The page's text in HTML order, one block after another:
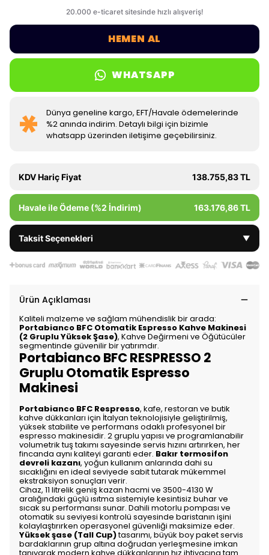
HEMEN AL
WHATSAPP
Dünya geneline kargo, EFT/Havale ödemelerinde
%2 anında indirim. Detaylı bilgi için bizimle
whatsapp üzerinden iletişime geçebilirsiniz.
KDV Hariç Fiyat 138.755,83 TL
Havale ile Ödeme (%2 İndirim) 163.176,86 TL
Taksit Seçenekleri ▼
Ürün Açıklaması
Kaliteli malzeme ve sağlam mühendislik bir arada:
Portabianco BFC Otomatik Espresso Kahve Makinesi
(2 Gruplu Yüksek Şase), Kahve Değirmeni ve Öğütücüler
segmentinde güvenilir bir yatırımdır.
Portabianco BFC RESPRESSO 2
Gruplu Otomatik Espresso
Makinesi
Portabianco BFC Respresso, kafe, restoran ve butik
kahve dükkanları için İtalyan teknolojisiyle geliştirilmiş,
yüksek stabilite ve performans odaklı profesyonel bir
espresso makinesidir. 2 gruplu yapısı ve programlanabilir
volumetrik tuş takımı sayesinde servis hızını artırırken, her
fincanda aynı kaliteyi garanti eder. Bakır termosifon
devreli kazanı, yoğun kullanım anlarında dahi su
sıcaklığını en ideal seviyede sabit tutarak mükemmel
ekstraksiyon sonuçları verir.
Cihaz, 11 litrelik geniş kazan hacmi ve 3500-4130 W
aralığındaki güçlü ısıtma sistemiyle kesintisiz buhar ve
sıcak su performansı sunar. Dahili motorlu pompası ve
otomatik su seviyesi kontrolü sayesinde baristanın işini
kolaylaştırırken operasyonel güvenliği maksimize eder.
Yüksek şase (Tall Cup)tasarımı, büyük boy paket servis
bardaklarının grup altına doğrudan yerleşmesine imkan